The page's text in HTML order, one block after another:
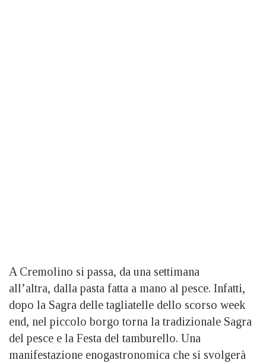
A Cremolino si passa, da una settimana
all’altra, dalla pasta fatta a mano al pesce. Infatti,
dopo la Sagra delle tagliatelle dello scorso week
end, nel piccolo borgo torna la tradizionale Sagra
del pesce e la Festa del tamburello. Una
manifestazione enogastronomica che si svolgerà